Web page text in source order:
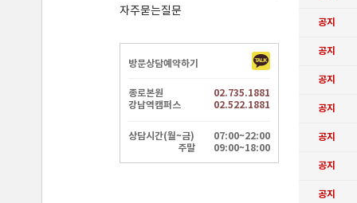
자주묻는질문
방문상담예약하기
종로본원
02.735.1881
강남역캠퍼스
02.522.1881
상담시간(월~금)
07:00~22:00
주말
09:00~18:00